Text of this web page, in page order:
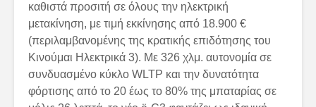
καθιστά προσιτή σε όλους την ηλεκτρική
μετακίνηση, με τιμή εκκίνησης από 18.900 €
(περιλαμβανομένης της κρατικής επιδότησης του
Κινούμαι Ηλεκτρικά 3). Με 326 χλμ. αυτονομία σε
συνδυασμένο κύκλο WLTP και την δυνατότητα
φόρτισης από το 20 έως το 80% της μπαταρίας σε